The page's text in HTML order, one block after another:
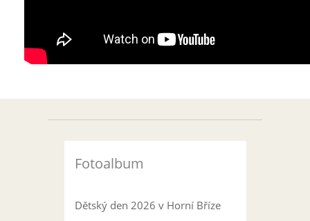
Fotoalbum
Dětský den 2026 v Horní Bříze